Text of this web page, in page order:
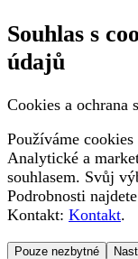
Souhlas s
údajů
Cookies a ochrana
Používáme
Analytické a
souhlasem. Svůj
Podrobnosti
Kontakt: Kontakt.
Pouze nezbytné